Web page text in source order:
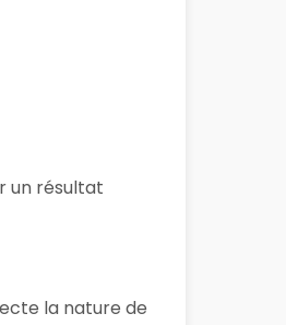
un résultat
la nature de